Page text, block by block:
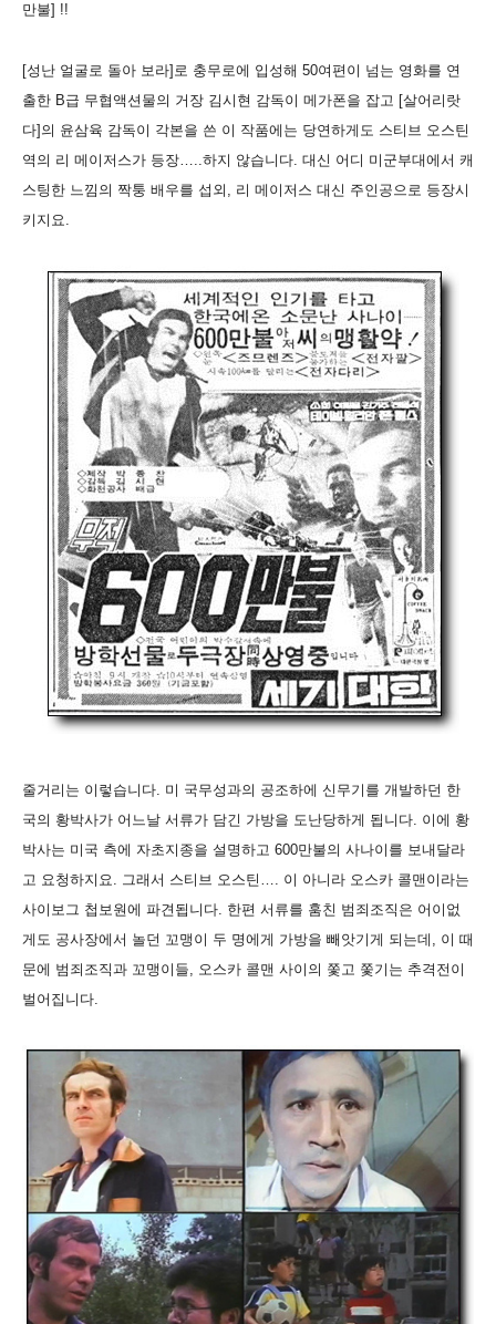
만불] !!
[성난 얼굴로 돌아 보라]로 충무로에 입성해 50여편이 넘는 영화를 연
출한 B급 무협액션물의 거장 김시현 감독이 메가폰을 잡고 [살어리랏
다]의 윤삼육 감독이 각본을 쓴 이 작품에는 당연하게도 스티브 오스틴
역의 리 메이저스가 등장…..하지 않습니다. 대신 어디 미군부대에서 캐
스팅한 느낌의 짝퉁 배우를 섭외, 리 메이저스 대신 주인공으로 등장시
키지요.
줄거리는 이렇습니다. 미 국무성과의 공조하에 신무기를 개발하던 한
국의 황박사가 어느날 서류가 담긴 가방을 도난당하게 됩니다. 이에 황
박사는 미국 측에 자초지종을 설명하고 600만불의 사나이를 보내달라
고 요청하지요. 그래서 스티브 오스틴…. 이 아니라 오스카 콜맨이라는
사이보그 첩보원에 파견됩니다. 한편 서류를 훔친 범죄조직은 어이없
게도 공사장에서 놀던 꼬맹이 두 명에게 가방을 빼앗기게 되는데, 이 때
문에 범죄조직과 꼬맹이들, 오스카 콜맨 사이의 쫓고 쫓기는 추격전이
벌어집니다.